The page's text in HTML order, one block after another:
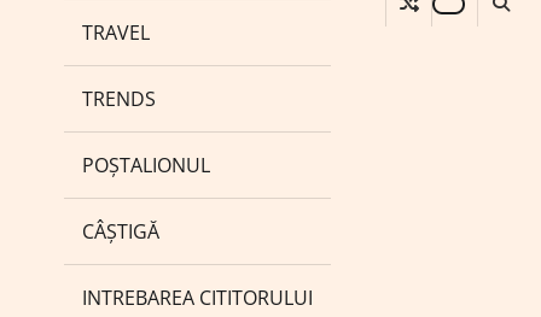
TRAVEL
TRENDS
POȘTALIONUL
CÂȘTIGĂ
INTREBAREA CITITORULUI